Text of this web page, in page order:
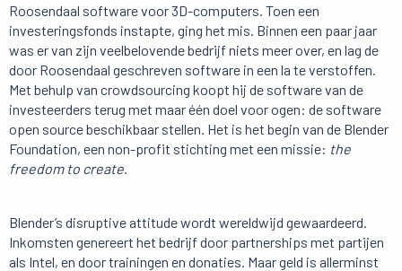
Roosendaal software voor 3D-computers. Toen een
investeringsfonds instapte, ging het mis. Binnen een paar jaar
was er van zijn veelbelovende bedrijf niets meer over, en lag de
door Roosendaal geschreven software in een la te verstoffen.
Met behulp van crowdsourcing koopt hij de software van de
investeerders terug met maar één doel voor ogen: de software
open source beschikbaar stellen. Het is het begin van de Blender
Foundation, een non-profit stichting met een missie: the
freedom to create.
Blender’s disruptive attitude wordt wereldwijd gewaardeerd.
Inkomsten genereert het bedrijf door partnerships met partijen
als Intel, en door trainingen en donaties. Maar geld is allerminst